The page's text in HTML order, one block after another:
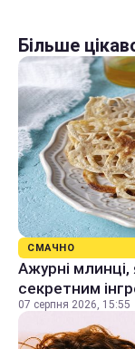
Більше
СМАЧНО
Ажурні млинці,
секретним
07 серпня 2026, 15:55